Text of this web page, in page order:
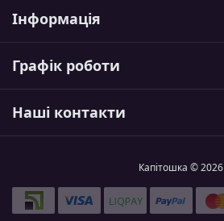
Інформація
Графік роботи
Наші контакти
Капітошка © 2026